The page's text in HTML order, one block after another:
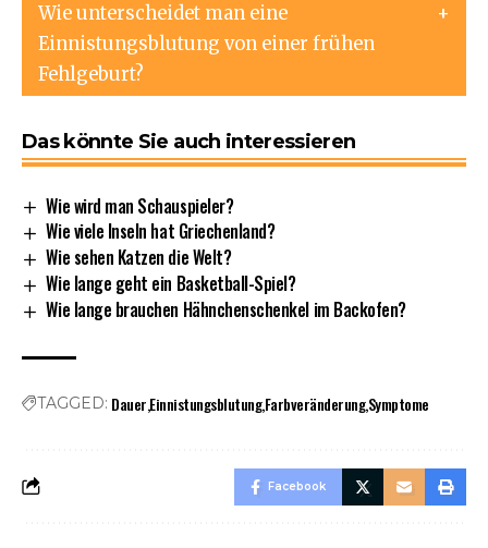
Wie unterscheidet man eine
Einnistungsblutung von einer frühen
Fehlgeburt?
Das könnte Sie auch interessieren
Wie wird man Schauspieler?
Wie viele Inseln hat Griechenland?
Wie sehen Katzen die Welt?
Wie lange geht ein Basketball-Spiel?
Wie lange brauchen Hähnchenschenkel im Backofen?
TAGGED: DauerEinnistungsblutungFarbveränderungSymptome
Facebook